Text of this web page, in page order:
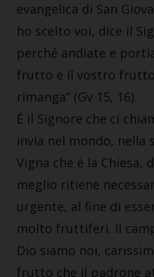
evangelica di San
ho scelto voi, dice il
perché andiate e
frutto e il vostro frutto
rimanga” (Gv 15, 16).
È il Signore che ci
invia nel mondo, nella
Vigna che è la Chiesa,
meglio ritiene
urgente, al fine di
molto fruttiferi. Il
Dio siamo noi,
frutto che il padrone